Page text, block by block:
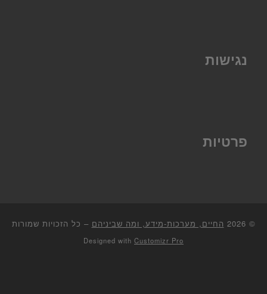
נגישות
פרטיות
© 2026 החיים, מערכות-מידע, ומה שביניהם – כל הזכויות שמורות
Designed with Customizr Pro